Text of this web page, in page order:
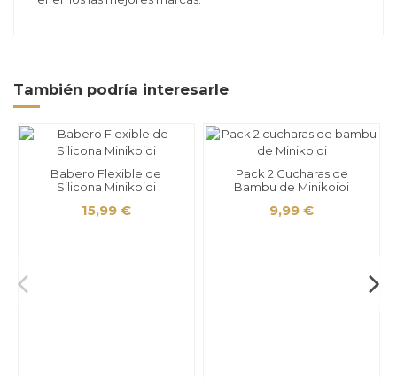
También podría interesarle
Babero Flexible de
Silicona Minikoioi
15,99 €
Pack 2 Cucharas de
Bambu de Minikoioi
9,99 €